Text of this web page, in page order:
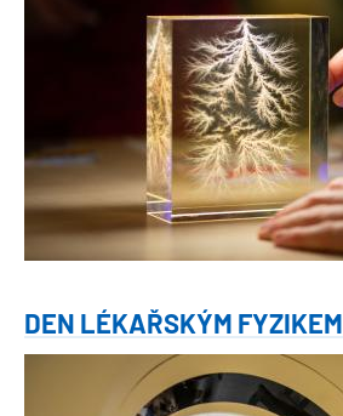
DEN LÉKAŘSKÝM FYZIKEM